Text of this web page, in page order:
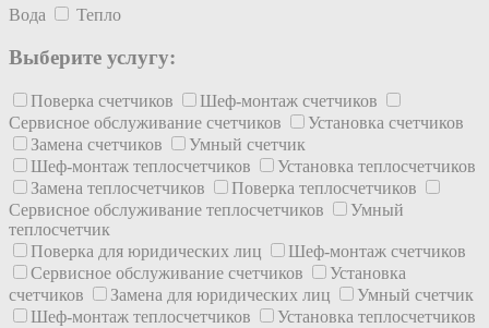
Вода Тепло
Выберите услугу:
Поверка счетчиков
Шеф-монтаж счетчиков
Сервисное обслуживание счетчиков
Установка счетчиков
Замена счетчиков
Умный счетчик
Шеф-монтаж теплосчетчиков
Установка теплосчетчиков
Замена теплосчетчиков
Поверка теплосчетчиков
Сервисное обслуживание теплосчетчиков
Умный
теплосчетчик
Поверка для юридических лиц
Шеф-монтаж счетчиков
Сервисное обслуживание счетчиков
Установка
счетчиков
Замена для юридических лиц
Умный счетчик
Шеф-монтаж теплосчетчиков
Установка теплосчетчиков